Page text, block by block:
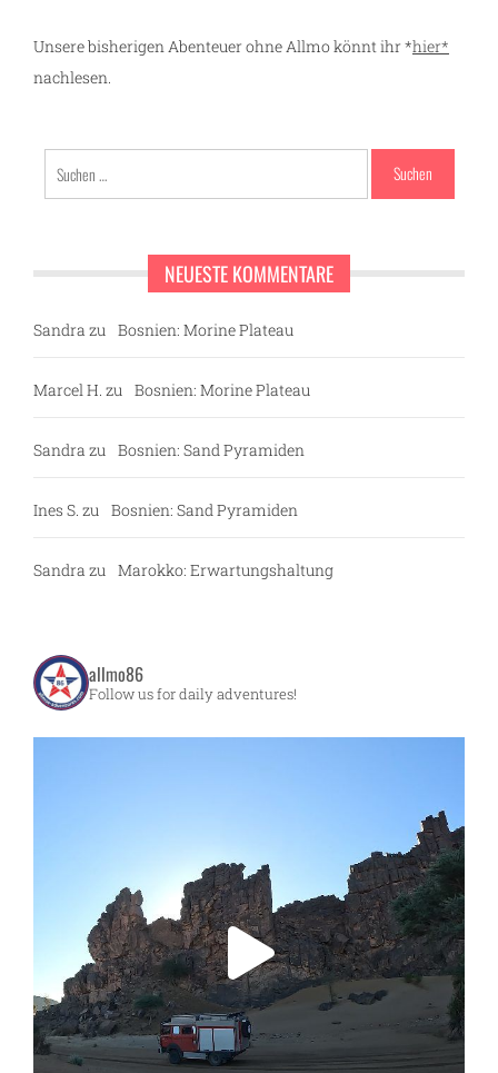
Unsere bisherigen Abenteuer ohne Allmo könnt ihr *hier*
nachlesen.
nach:
NEUESTE KOMMENTARE
Sandra zu Bosnien: Morine Plateau
Marcel H. zu Bosnien: Morine Plateau
Sandra zu Bosnien: Sand Pyramiden
Ines S. zu Bosnien: Sand Pyramiden
Sandra zu Marokko: Erwartungshaltung
allmo86
Follow us for daily adventures!